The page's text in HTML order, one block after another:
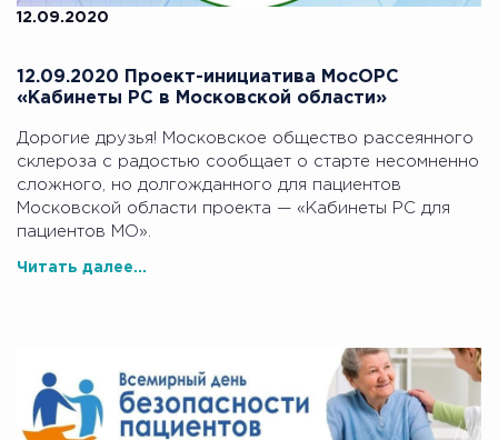
12.09.2020
12.09.2020 Проект-инициатива МосОРС
«Кабинеты РС в Московской области»
Дорогие друзья! Московское общество рассеянного
склероза с радостью сообщает о старте несомненно
сложного, но долгожданного для пациентов
Московской области проекта — «Кабинеты РС для
пациентов МО».
Читать далее...